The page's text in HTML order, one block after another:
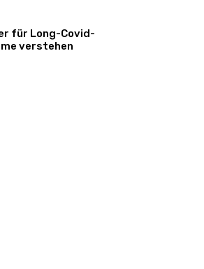
für Long-Covid-
verstehen